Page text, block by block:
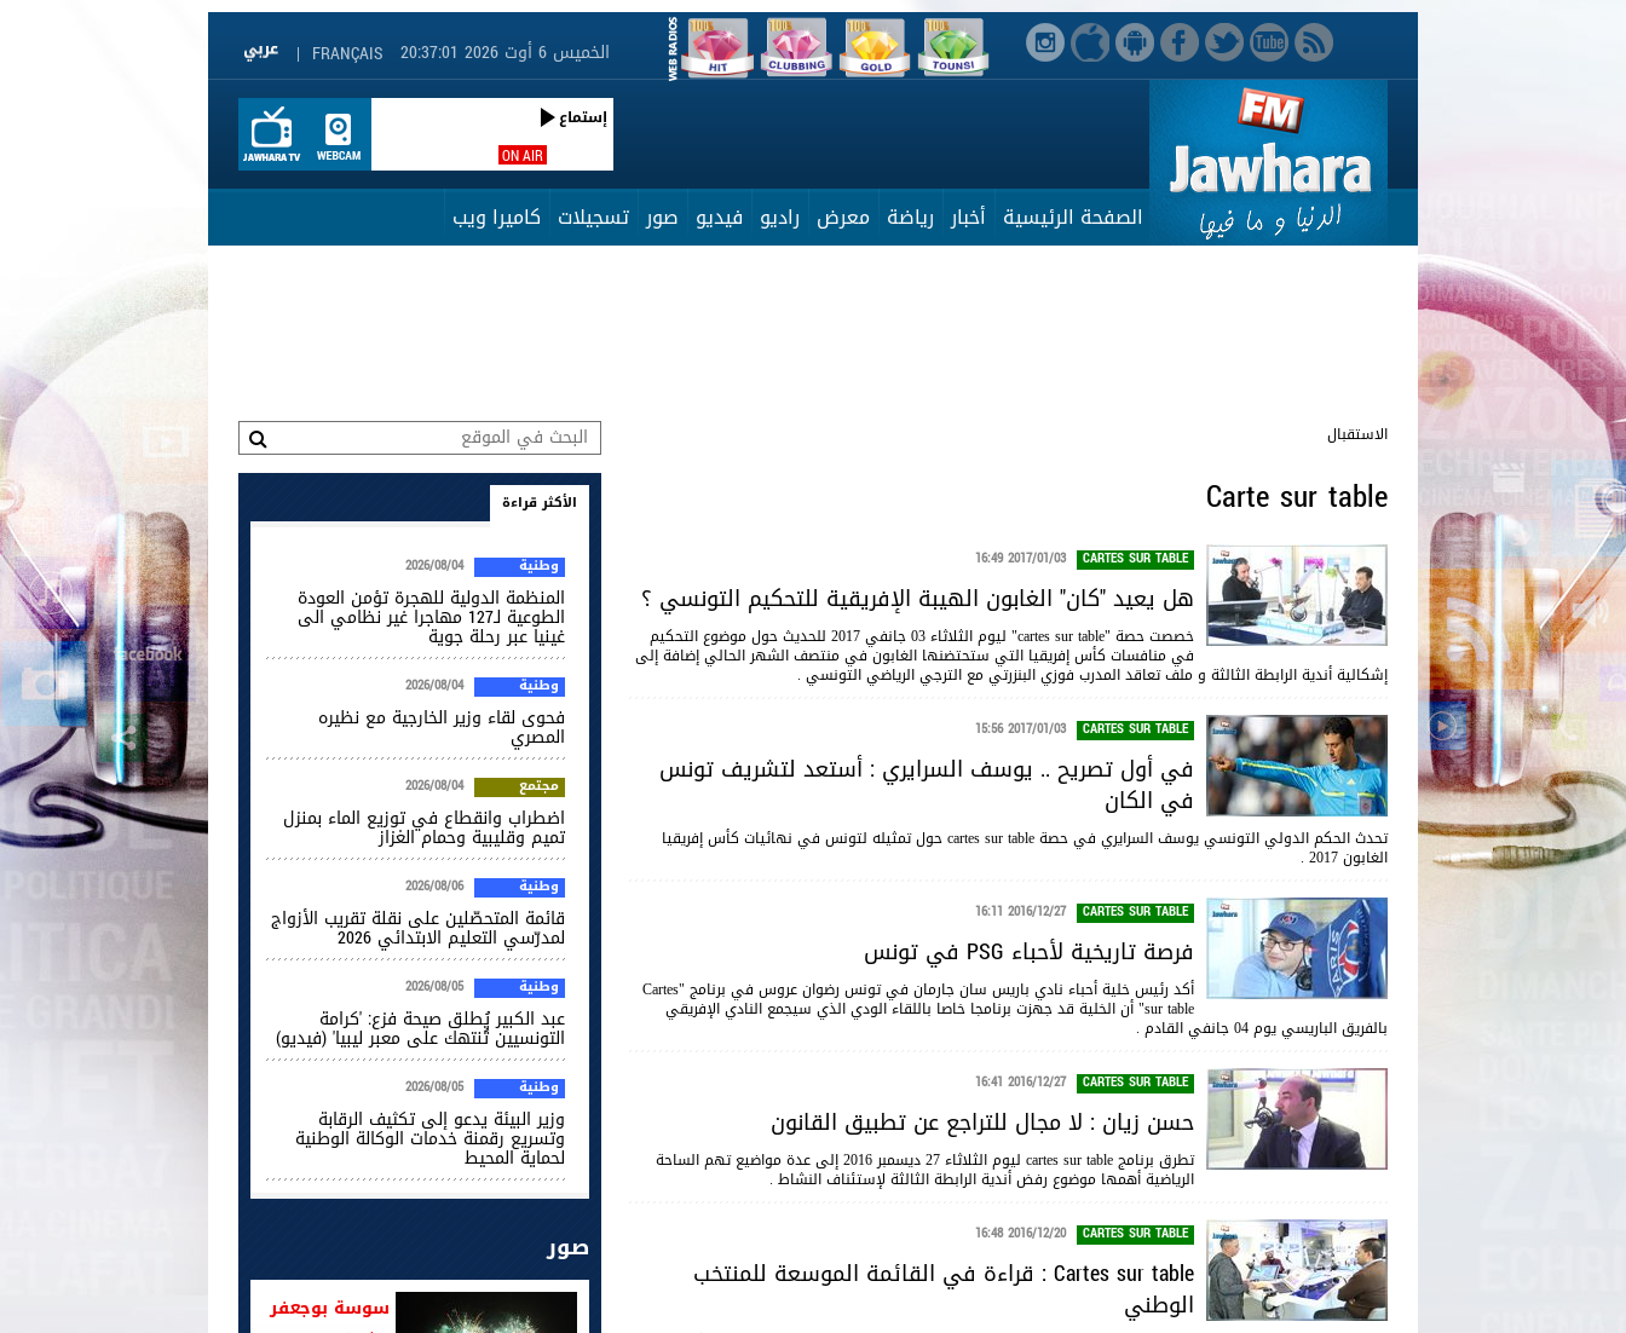
FRANÇAIS
| الخميس 6 أوت 2026 20:37:02
ON AIR
إستماع
الصفحة الرئيسية أخبار رياضة معرض راديو فيديو صور تسجيلات كاميرا ويب
الاستقبال
Carte sur table
CARTES SUR TABLE
2017/01/03 16:49
هل يعيد "كان" الغابون الهيبة الإفريقية للتحكيم التونسي ؟
خصصت حصة "cartes sur table" ليوم الثلاثاء 03 جانفي 2017 للحديث حول موضوع التحكيم
في منافسات كأس إفريقيا التي ستحتضنها الغابون في منتصف الشهر الحالي إضافة إلى
إشكالية أندية الرابطة الثالثة و ملف تعاقد المدرب فوزي البنزرتي مع الترجي الرياضي التونسي .
CARTES SUR TABLE
2017/01/03 15:56
في أول تصريح .. يوسف السرايري : أستعد لتشريف تونس
في الكان
تحدث الحكم الدولي التونسي يوسف السرايري في حصة cartes sur table حول تمثيله لتونس في نهائيات كأس إفريقيا
الغابون 2017 .
CARTES SUR TABLE
2016/12/27 16:11
فرصة تاريخية لأحباء PSG في تونس
أكد رئيس خلية أحباء نادي باريس سان جارمان في تونس رضوان عروس في برنامج "Cartes
sur table" أن الخلية قد جهزت برنامجا خاصا باللقاء الودي الذي سيجمع النادي الإفريقي
بالفريق الباريسي يوم 04 جانفي القادم .
CARTES SUR TABLE
2016/12/27 16:41
حسن زيان : لا مجال للتراجع عن تطبيق القانون
تطرق برنامج cartes sur table ليوم الثلاثاء 27 ديسمبر 2016 إلى عدة مواضيع تهم الساحة
الرياضية أهمها موضوع رفض أندية الرابطة الثالثة لإستئناف النشاط .
CARTES SUR TABLE
2016/12/20 16:48
Cartes sur table : قراءة في القائمة الموسعة للمنتخب
الوطني
الأكثر قراءة
وطنية 2026/08/04
المنظمة الدولية للهجرة تؤمن العودة
الطوعية لـ127 مهاجرا غير نظامي الى
غينيا عبر رحلة جوية
وطنية 2026/08/04
فحوى لقاء وزير الخارجية مع نظيره
المصري
مجتمع 2026/08/04
اضطراب وانقطاع في توزيع الماء بمنزل
تميم وقليبية وحمام الغزاز
وطنية 2026/08/06
قائمة المتحصّلين على نقلة تقريب الأزواج
لمدرّسي التعليم الابتدائي 2026
وطنية 2026/08/05
عبد الكبير يُطلق صيحة فزع: 'كرامة
التونسيين تُنتهك على معبر ليبيا' (فيديو)
وطنية 2026/08/05
وزير البيئة يدعو إلى تكثيف الرقابة
وتسريع رقمنة خدمات الوكالة الوطنية
لحماية المحيط
صور
سوسة بوجعفر